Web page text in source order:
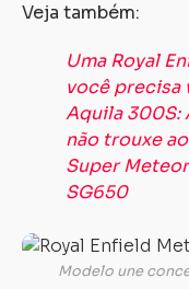
Veja também:
Uma Royal
você precisa
Aquila 300S:
não trouxe
Super
SG650
Modelo une